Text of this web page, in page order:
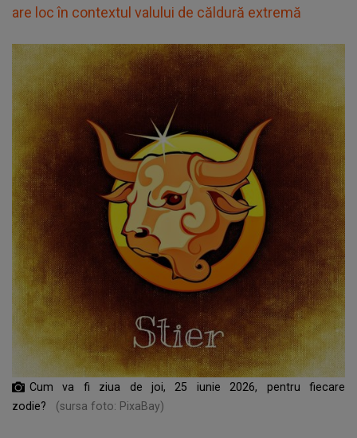
are loc în contextul valului de căldură extremă
Cum va fi ziua de joi, 25 iunie 2026, pentru fiecare
zodie?
(sursa foto: PixaBay)